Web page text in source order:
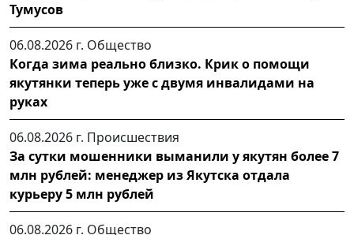
Тумусов
06.08.2026 г. Общество
Когда зима реально близко. Крик о помощи
якутянки теперь уже с двумя инвалидами на
руках
06.08.2026 г. Происшествия
За сутки мошенники выманили у якутян более 7
млн рублей: менеджер из Якутска отдала
курьеру 5 млн рублей
06.08.2026 г. Общество